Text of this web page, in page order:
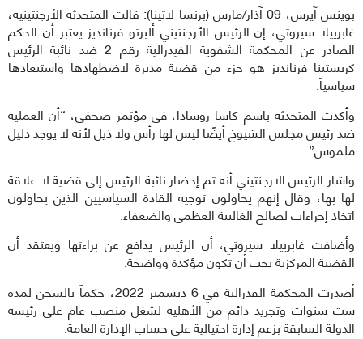
بوينس آيرس، 09 آذار/مارس (برنسا لاتينا): قالت المتحدثة الأرجنتينية،
غابرييلا سيروتي، إن الرئيس الأرجنتيني ألبرتو فرنانديز يعتبر أن الحكم
الصادر عن المحكمة الشفوية الفيدرالية رقم 2 ضد نائبة الرئيس
كريستينا فرنانديز هو جزء من قضية مدبرة لاضطهادها واستبعادها
سياسياً.
وأكدت المتحدثة باسم كاسا روسادا، في مؤتمر صحفي، “أن العملية
ضد رئيس مجلس الشيوخ أيضًا ليس لها رأس ولا ذيل لأنه لا يوجد دليل
ملموس”.
واشار الرئيس الارجنتيني أنه تم إحضار نائبة الرئيس إلى قضية لا علاقة
لها بها، وقال إنهم يحاولون توجيه القادة السياسيين الذين يحاولون
اتخاذ إجراءات لصالح الغالبية العظمى والضعفاء.
وأضافت غابرييلا سيروتي، أن الرئيس يدافع عن براءتها ويعتقد أن
القضية المركزية يجب أن تكون مؤكدة وواضحة.
أصدرت المحكمة الفدرالية في 6 ديسمبر 2022، حكماً بالسجن لمدة
ست سنوات وتجريد دائم من الأهلية لشغل منصب عام على رئيسة
الدولة السابقة بزعم إدارة احتيالية على حساب الإدارة العامة.